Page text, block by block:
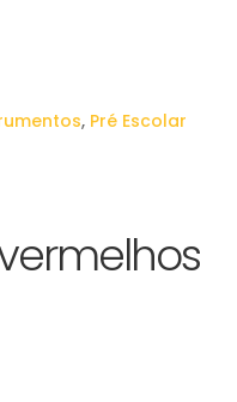
, Pré Escolar